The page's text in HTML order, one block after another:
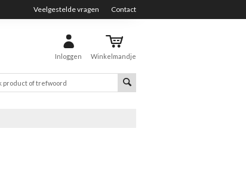
Veelgestelde vragen Contact
Inloggen Winkelmandje